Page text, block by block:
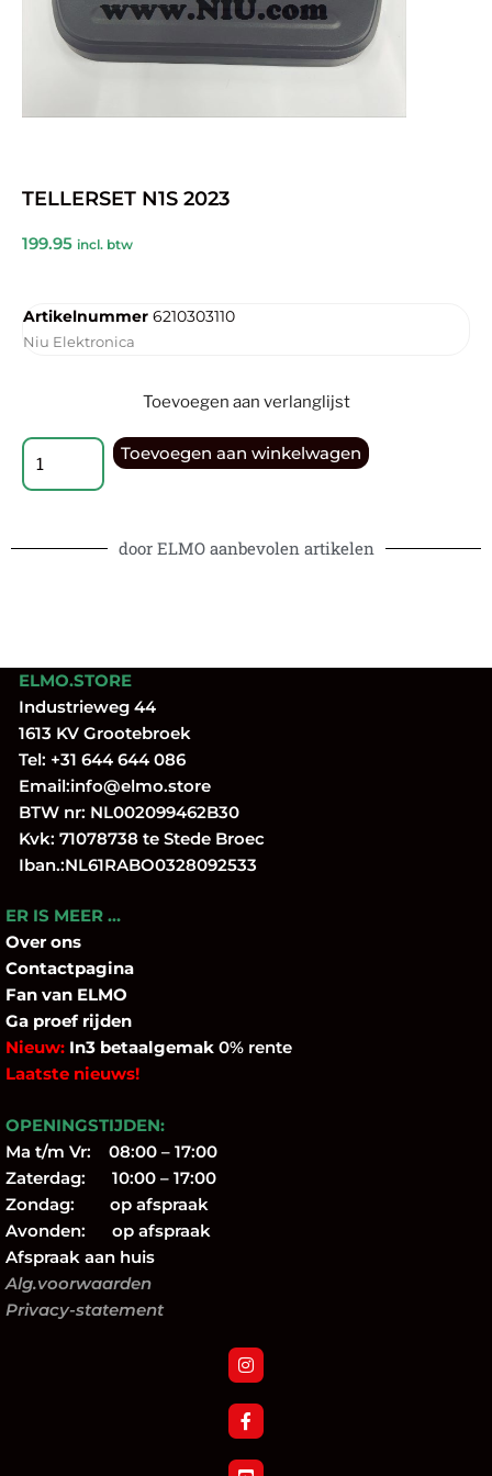
TELLERSET N1S 2023
199.95 incl. btw
Artikelnummer 6210303110
Niu Elektronica
Toevoegen aan verlanglijst
Toevoegen aan winkelwagen
door ELMO aanbevolen artikelen
ELMO.STORE
Industrieweg 44
1613 KV Grootebroek
Tel: +31 644 644 086
Email:info@elmo.store
BTW nr: NL002099462B30
Kvk: 71078738 te Stede Broec
Iban.:NL61RABO0328092533
ER IS MEER …
Over ons
Contactpagina
Fan van ELMO
Ga proef rijden
Nieuw: In3 betaalgemak 0% rente
Laatste nieuws!
OPENINGSTIJDEN:
Ma t/m Vr: 08:00 – 17:00
Zaterdag: 10:00 – 17:00
Zondag: op afspraak
Avonden: op afspraak
Afspraak aan huis
Alg.voorwaarden
Privacy-statement